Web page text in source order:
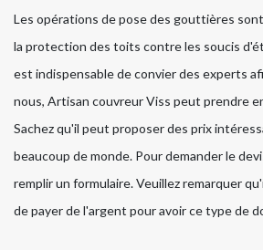
Les opérations de pose des gouttières
la protection des toits contre les soucis
est indispensable de convier des experts
nous, Artisan couvreur Viss peut prendre
Sachez qu'il peut proposer des prix
beaucoup de monde. Pour demander le
remplir un formulaire. Veuillez remarquer
de payer de l'argent pour avoir ce type de